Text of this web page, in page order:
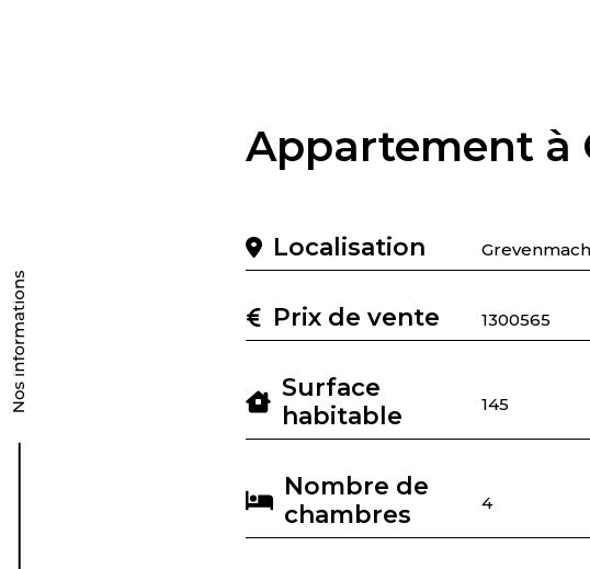
Appartement à
Localisation
Prix de vente 1300565
Surface
habitable
145
Nombre de
chambres
4